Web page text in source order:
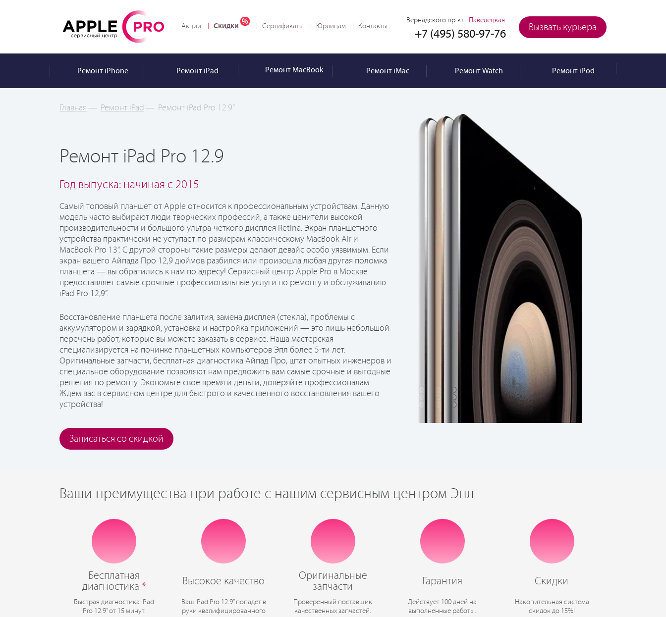
Вызвать курьера
Вернадского пр-кт Павелецкая
+7 (495) 580-97-76
Акции Скидки Сертификаты Юрлицам Контакты
РемонтiPhone РемонтiPad Ремонт MacBook РемонтiMac РемонтWatch РемонтiPod
Главная — Ремонт iPad — Ремонт iPad Pro 12.9”
Ремонт iPad Pro 12.9
Год выпуска: начиная с 2015
Самый топовый планшет от Apple относится к профессиональным устройствам. Данную
модель часто выбирают люди творческих профессий, а также ценители высокой
производительности и большого ультра-четкого дисплея Retina. Экран планшетного
устройства практически не уступает по размерам классическому MacBook Air и
MacBook Pro 13”. С другой стороны такие размеры делают девайс особо уязвимым. Если
экран вашего Айпада Про 12,9 дюймов разбился или произошла любая другая поломка
планшета — вы обратились к нам по адресу! Сервисный центр Apple Pro в Москве
предоставляет самые срочные профессиональные услуги по ремонту и обслуживанию
iPad Pro 12,9”.
Восстановление планшета после залития, замена дисплея (стекла), проблемы с
аккумулятором и зарядкой, установка и настройка приложений — это лишь небольшой
перечень работ, которые вы можете заказать в сервисе. Наша мастерская
специализируется на починке планшетных компьютеров Эпл более 5-ти лет.
Оригинальные запчасти, бесплатная диагностика Айпад Про, штат опытных инженеров и
специальное оборудование позволяют нам предложить вам самые срочные и выгодные
решения по ремонту. Экономьте свое время и деньги, доверяйте профессионалам.
Ждем вас в сервисном центре для быстрого и качественного восстановления вашего
устройства!
Записаться со скидкой
Ваши преимущества при работе с нашим сервисным центром Эпл
Бесплатная
диагностика *
Быстрая диагностика iPad
Pro 12.9” от 15 минут.
Высокое качество
Ваш iPad Pro 12.9” попадет в
руки квалифицированного
Оригинальные
запчасти
Проверенный поставщик
качественных запчастей.
Гарантия
Действует 100 дней на
выполненные работы.
Скидки
Накопительная система
скидок до 15%!